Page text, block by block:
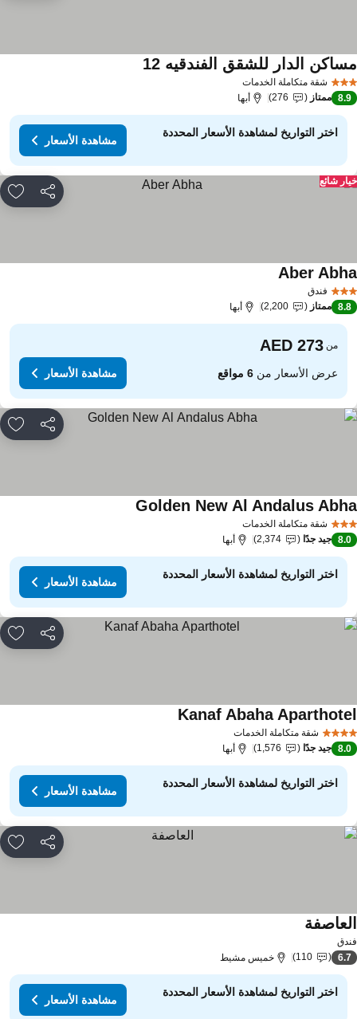
شقة متكاملة الخدمات
الدار للشقق الفندقيه 12 مشاهدة الأسعار
8.9 ممتاز 276 أبها
اختر التواريخ لمشاهدة الأسعار المحددة
مشاهدة الأسعار
مشاركة
شائع
فندق
Aber مشاهدة الأسعار
8.8 ممتاز 2,200 أبها
من
عرض الأسعار من6 مواقع مشاهدة الأسعار
مشاركة
شقة متكاملة الخدمات
Golden New Al Andalusمشاهدة الأسعار
8.0 جيد جدًا 2,374 أبها
اختر التواريخ لمشاهدة الأسعار المحددة
مشاهدة الأسعار
مشاركة
شقة متكاملة الخدمات
Kanaf Abahaمشاهدة الأسعار
8.0 جيد جدًا 1,576 أبها
اختر التواريخ لمشاهدة الأسعار المحددة
مشاهدة الأسعار
مشاركة
مشاهدة الأسعار
6.7
110 خميس مشيط
اختر التواريخ لمشاهدة الأسعار المحددة
مشاهدة الأسعار